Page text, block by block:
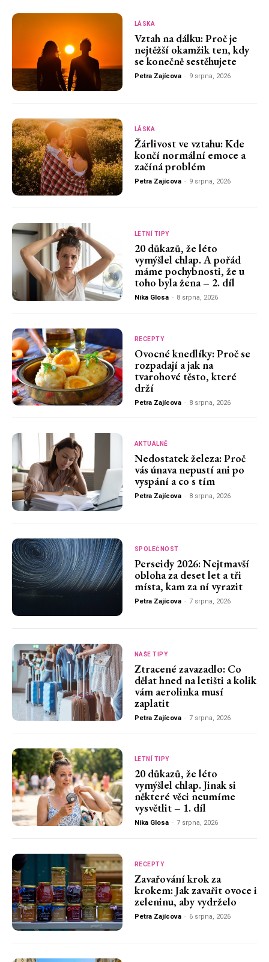
LÁSKA
Vztah na dálku: Proč je
nejtěžší okamžik ten, kdy
se konečně sestěhujete
Petra Zajícova - 9 srpna, 2026
LÁSKA
Žárlivost ve vztahu: Kde
končí normální emoce a
začíná problém
Petra Zajícova - 9 srpna, 2026
LETNÍ TIPY
20 důkazů, že léto
vymýšlel chlap. A pořád
máme pochybnosti, že u
toho byla žena – 2. díl
Nika Glosa - 8 srpna, 2026
RECEPTY
Ovocné knedlíky: Proč se
rozpadají a jak na
tvarohové těsto, které
drží
Petra Zajícova - 8 srpna, 2026
AKTUÁLNĚ
Nedostatek železa: Proč
vás únava nepustí ani po
vyspání a co s tím
Petra Zajícova - 8 srpna, 2026
SPOLEČNOST
Perseidy 2026: Nejtmavší
obloha za deset let a tři
místa, kam za ní vyrazit
Petra Zajícova - 7 srpna, 2026
NAŠE TIPY
Ztracené zavazadlo: Co
dělat hned na letišti a kolik
vám aerolinka musí
zaplatit
Petra Zajícova - 7 srpna, 2026
LETNÍ TIPY
20 důkazů, že léto
vymýšlel chlap. Jinak si
některé věci neumíme
vysvětlit – 1. díl
Nika Glosa - 7 srpna, 2026
RECEPTY
Zavařování krok za
krokem: Jak zavařit ovoce i
zeleninu, aby vydrželo
Petra Zajícova - 6 srpna, 2026